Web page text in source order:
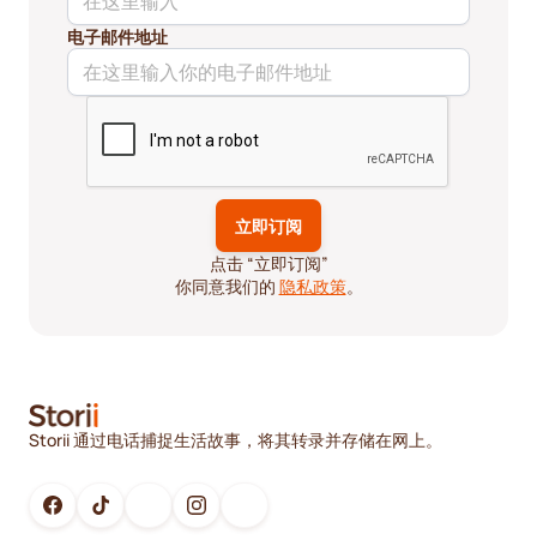
电子邮件地址
点击 “立即订阅”
你同意我们的 隐私政策。
Storii 通过电话捕捉生活故事，将其转录并存储在网上。